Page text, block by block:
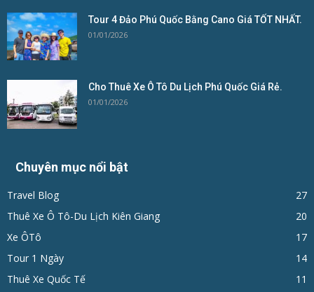
Tour 4 Đảo Phú Quốc Bằng Cano Giá TỐT NHẤT.
01/01/2026
Cho Thuê Xe Ô Tô Du Lịch Phú Quốc Giá Rẻ.
01/01/2026
Chuyên mục nổi bật
Travel Blog
27
Thuê Xe Ô Tô-Du Lịch Kiên Giang
20
Xe ÔTô
17
Tour 1 Ngày
14
Thuê Xe Quốc Tế
11